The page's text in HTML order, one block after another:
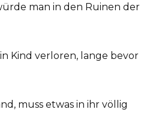
man in den Ruinen der
Kind verloren, lange bevor
muss etwas in ihr völlig